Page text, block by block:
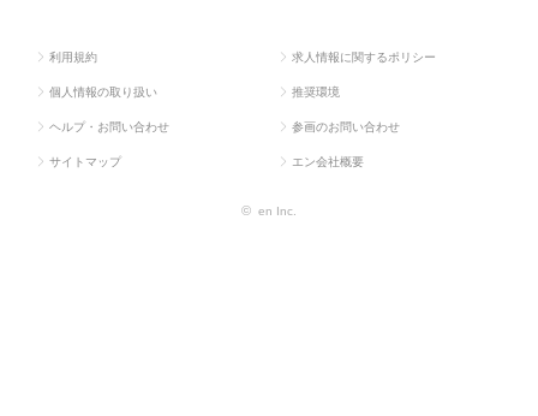
利用規約 求人情報に関するポリシー
個人情報の取り扱い 推奨環境
ヘルプ・お問い合わせ 参画のお問い合わせ
サイトマップ エン会社概要
© en Inc.